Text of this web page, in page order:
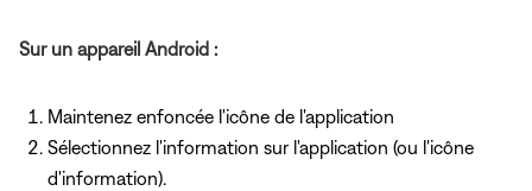
Sur un appareil Android :
Maintenez enfoncée l'icône de l'application
Sélectionnez l'information sur l'application (ou l'icône
d'information).